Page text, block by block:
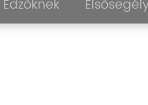
Edzőknek Elsősegély